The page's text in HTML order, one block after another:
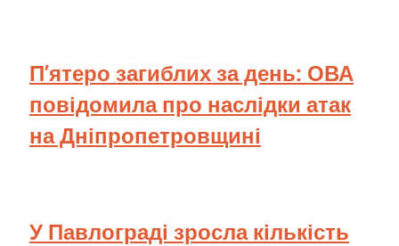
П’ятеро загиблих за день: ОВА
повідомила про наслідки атак
на Дніпропетровщині
У Павлограді зросла кількість